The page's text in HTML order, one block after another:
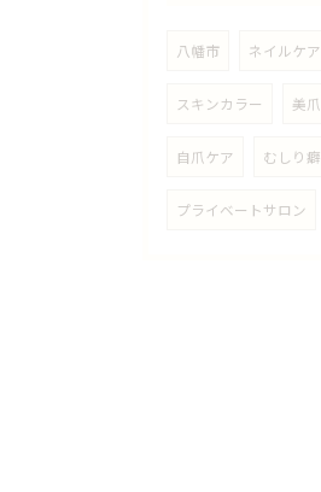
八幡市 ネイルケア
スキンカラー 美爪
自爪ケア むしり癖
プライベートサロン